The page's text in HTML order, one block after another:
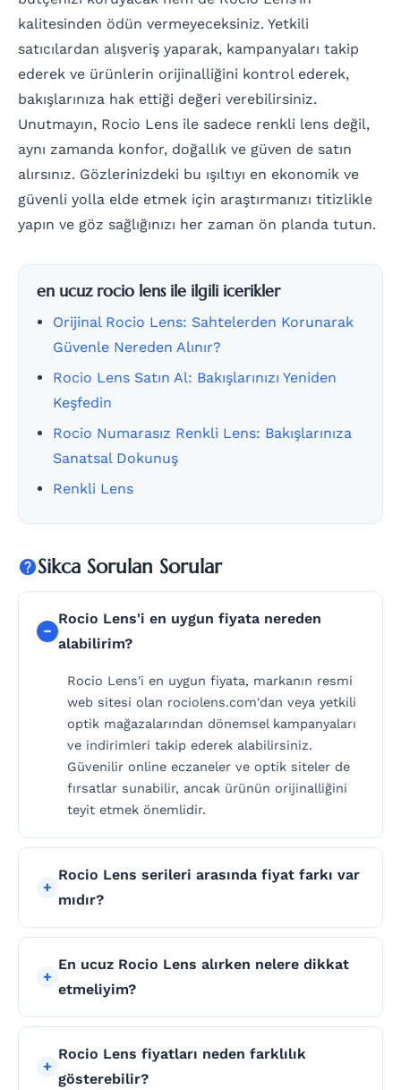
kalitesinden ödün vermeyeceksiniz. Yetkili
satıcılardan alışveriş yaparak, kampanyaları takip
ederek ve ürünlerin orijinalliğini kontrol ederek,
bakışlarınıza hak ettiği değeri verebilirsiniz.
Unutmayın, Rocio Lens ile sadece renkli lens değil,
aynı zamanda konfor, doğallık ve güven de satın
alırsınız. Gözlerinizdeki bu ışıltıyı en ekonomik ve
güvenli yolla elde etmek için araştırmanızı titizlikle
yapın ve göz sağlığınızı her zaman ön planda tutun.
en ucuz rocio lens ile ilgili icerikler
Orijinal Rocio Lens: Sahtelerden Korunarak
Güvenle Nereden Alınır?
Rocio Lens Satın Al: Bakışlarınızı Yeniden
Keşfedin
Rocio Numarasız Renkli Lens: Bakışlarınıza
Sanatsal Dokunuş
Renkli Lens
Sikca Sorulan Sorular
Rocio Lens'i en uygun fiyata nereden
alabilirim?
Rocio Lens'i en uygun fiyata, markanın resmi
web sitesi olan rociolens.com'dan veya yetkili
optik mağazalarından dönemsel kampanyaları
ve indirimleri takip ederek alabilirsiniz.
Güvenilir online eczaneler ve optik siteler de
fırsatlar sunabilir, ancak ürünün orijinalliğini
teyit etmek önemlidir.
Rocio Lens serileri arasında fiyat farkı var
mıdır?
En ucuz Rocio Lens alırken nelere dikkat
etmeliyim?
Rocio Lens fiyatları neden farklılık
gösterebilir?